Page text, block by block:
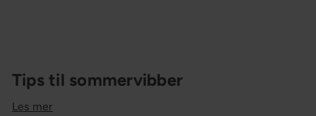
Tips til sommervibber
Les mer